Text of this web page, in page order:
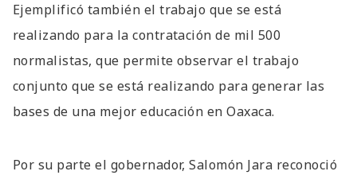
Ejemplificó también el trabajo que se está
realizando para la contratación de mil 500
normalistas, que permite observar el trabajo
conjunto que se está realizando para generar las
bases de una mejor educación en Oaxaca.
Por su parte el gobernador, Salomón Jara reconoció